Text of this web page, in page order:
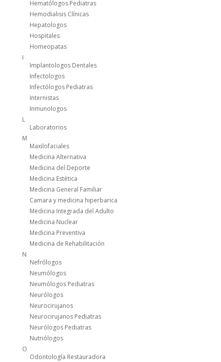
Hematólogos Pediatras
Hemodialisis Clínicas
Hepatologos
Hospitales
Homeopatas
I
Implantologos Dentales
Infectologos
Infectólogos Pediatras
Internistas
Inmunologos
L
Laboratorios
M
Maxilofaciales
Medicina Alternativa
Medicina del Deporte
Medicina Estética
Medicina General Familiar
Camara y medicina hiperbarica
Medicina Integrada del Adulto
Medicina Nuclear
Medicina Preventiva
Medicina de Rehabilitación
N
Nefrólogos
Neumólogos
Neumólogos Pediatras
Neurólogos
Neurocirujanos
Neurocirujanos Pediatras
Neurólogos Pediatras
Nutriólogos
O
Odontología Restauradora